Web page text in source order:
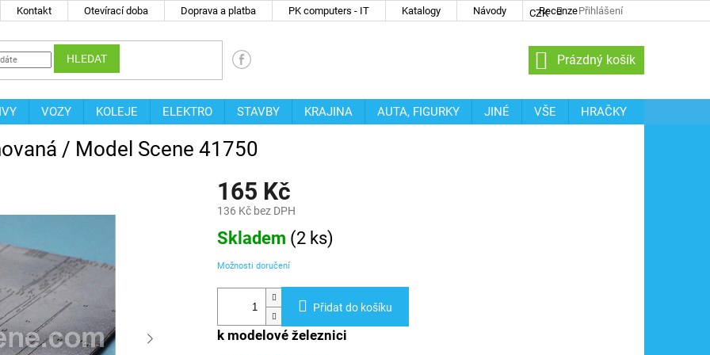
Kontakt Otevírací doba Doprava a platba PK computers - IT Katalogy Návody Recenze
CZK Přihlášení
HLEDAT
NÁKUPNÍ
KOŠÍK
Prázdný košík
VOZY KOLEJE ELEKTRO STAVBY KRAJINA AUTA, FIGURKY JINÉ VŠE
HRAČKY
/ Model Scene 41750
165 Kč
136 Kč bez DPH
Měrná
cena:
Skladem (2 ks)
Možnosti doručení
Přidat do košíku
k modelové železnici